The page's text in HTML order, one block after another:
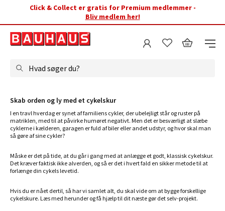
Click & Collect er gratis for Premium medlemmer -
Bliv medlem her!
Hvad søger du?
Skab orden og ly med et cykelskur
I en travl hverdag er synet af familiens cykler, der ubelejligt står og ruster på
matriklen, med til at påvirke humøret negativt. Men det er besværligt at slæbe
cyklerne i kælderen, garagen er fuld af biler eller andet udstyr, og hvor skal man
så gøre af sine cykler?
Måske er det på tide, at du går i gang med at anlægge et godt, klassisk cykelskur.
Det kræver faktisk ikke alverden, og så er det i hvert fald en sikker metode til at
forlænge din cykels levetid.
Hvis du er nået dertil, så har vi samlet alt, du skal vide om at bygge forskellige
cykelskure. Læs med herunder og få hjælp til dit næste gør det selv-projekt.